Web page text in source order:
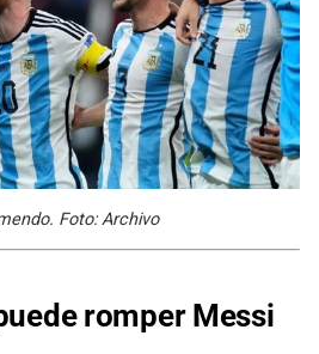
Foto: Archivo
romper Messi